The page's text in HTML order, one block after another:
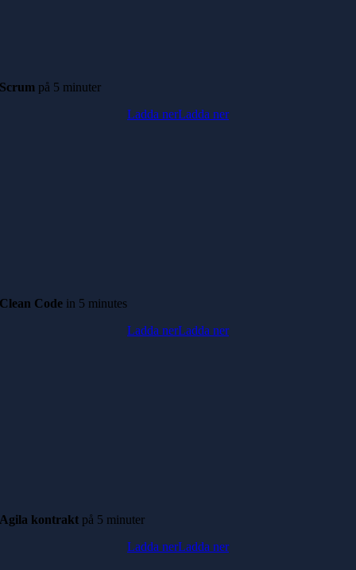
Scrum på 5 minuter
Ladda nerLadda ner
Clean Code in 5 minutes
Ladda nerLadda ner
Agila kontrakt på 5 minuter
Ladda nerLadda ner